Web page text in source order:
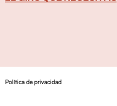
Política de privacidad